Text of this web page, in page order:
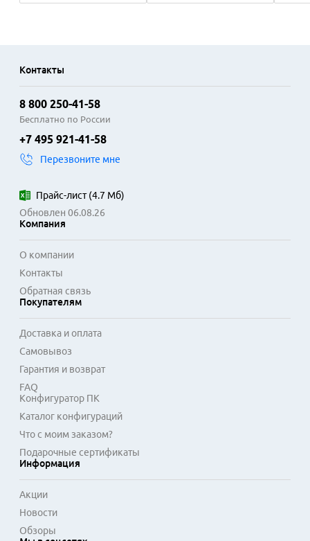
Контакты
8 800 250-41-58
Бесплатно по России
+7 495 921-41-58
Перезвоните мне
Прайс-лист(4.7 Мб)
Обновлен 06.08.26
Компания
О компании
Контакты
Обратная связь
Покупателям
Доставка и оплата
Самовывоз
Гарантия и возврат
FAQ
Конфигуратор ПК
Каталог конфигураций
Что с моим заказом?
Подарочные сертификаты
Информация
Акции
Новости
Обзоры